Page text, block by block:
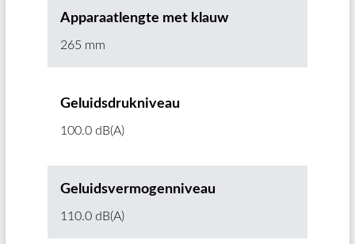
Apparaatlengte met klauw
265 mm
Geluidsdrukniveau
100.0 dB(A)
Geluidsvermogenniveau
110.0 dB(A)